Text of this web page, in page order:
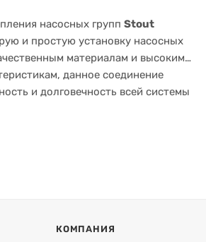
насосных групп Stout
и простую установку насосных
материалам и высоким
данное соединение
и долговечность всей системы
КОМПАНИЯ